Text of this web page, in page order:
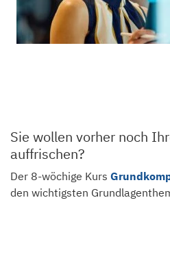
Sie wollen vorher noch
auffrischen?
Der 8-wöchige Kurs
den wichtigsten